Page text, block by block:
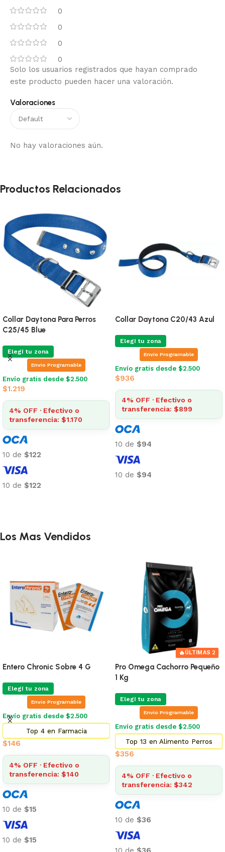
0
0
0
0
Valoraciones
No hay valoraciones aún.
Solo los usuarios registrados que hayan comprado
este producto pueden hacer una valoración.
Productos Relacionados
Collar Daytona Para Perros
C25/45 Blue
Elegí tu zona
Envio Programable
Envío gratis desde $2.500
$1.219
4% OFF · Efectivo o
transferencia: $1.170
10 de $122
10 de $122
Collar Daytona C20/43 Azul
Elegí tu zona
Envio Programable
Envío gratis desde $2.500
$936
4% OFF · Efectivo o
transferencia: $899
10 de $94
10 de $94
Los Mas Vendidos
Entero Chronic Sobre 4 G
Elegí tu zona
Envio Programable
Envío gratis desde $2.500
Top 4 en Farmacia
$146
4% OFF · Efectivo o
transferencia: $140
10 de $15
10 de $15
🔥ÚLTIMAS 2
Pro Omega Cachorro Pequeño
1 Kg
Elegí tu zona
Envio Programable
Envío gratis desde $2.500
Top 13 en Alimento Perros
$356
4% OFF · Efectivo o
transferencia: $342
10 de $36